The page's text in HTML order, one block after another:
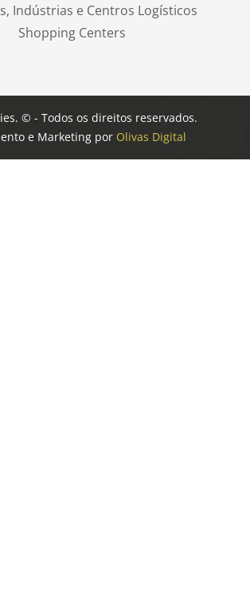
Indústrias e Centros Logísticos
Shopping Centers
© - Todos os direitos reservados.
e Marketing por Olivas Digital